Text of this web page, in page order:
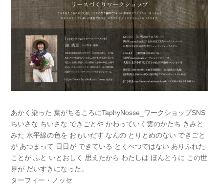
あかく染った 葉がちるころにTaphyNosse_ワークショップSNS
ちいさな ちいさな できごとや かわっていく雲のかたち きみと
みた 水平線の色を おもいだす なんの とりとめのない できごと
が あつまって 日日が できている とくべつではない ありふれた
ことが ふと いとおしく 思えたから わたしは ほんとうに この世
界が だいすきになった。
ターフィー・ノッセ